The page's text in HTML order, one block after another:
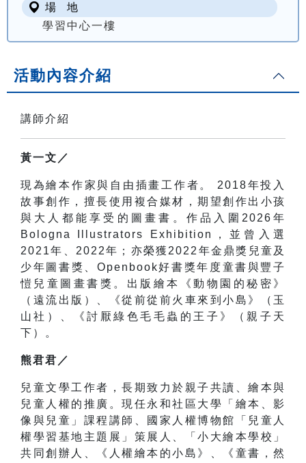
場 地
學習中心一樓
活動內容介紹
講師介紹
黃一文／
現為繪本作家與自由插畫工作者。 2018年投入
故事創作，擅長使用複合媒材，期望創作出小孩
與大人都能享受的圖畫書。作品入圍 2026 年
Bologna Illustrators Exhibition
，並曾入選
2021年、 2022年；亦榮獲 2022 年金鼎獎兒童及
少年圖書獎、 Openbook好書獎年度童書與豐子
愷兒童圖畫書獎。出版繪本《動物園的秘密》
（遠流出版）、《從前從前火車來到小島》（玉
山社）、《討厭綠色毛毛蟲的王子》（親子天
下）。
熊君君／
兒童文學工作者，長期致力於親子共讀、繪本與
兒童人權的推廣。現任永和社區大學「繪本、影
像與兒童」課程講師、國家人權博物館「兒童人
權學習基地主題展」策展人、「小大繪本學校」
共同創辦人、《人權繪本的小島》、《童書，然